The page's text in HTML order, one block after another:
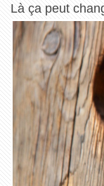
Là ça peut